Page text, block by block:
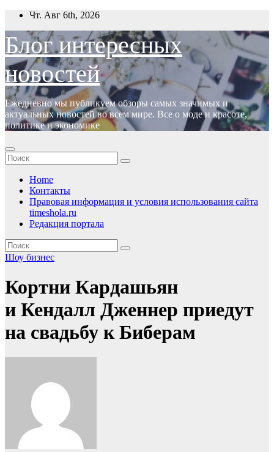
Перейти
содержимому
Чт. Авг 6th, 2026
Блог интересных
новостей
Ежедневно мы публикуем обзоры самых значимых и
актуальных новостей во всем мире. Все о моде и красоте,
политике и экономике
Home
Контакты
Правовая информация и условия использования сайта
timeshola.ru
Редакция портала
Шоу бизнес
Кортни Кардашьян
и Кендалл Дженнер приедут
на свадьбу к Биберам